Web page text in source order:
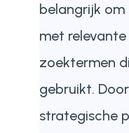
belangrijk om
met
zoektermen
gebruikt.
strategische